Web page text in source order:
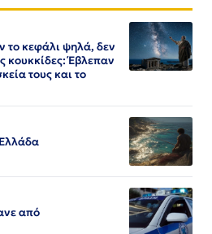
το κεφάλι ψηλά, δεν
κουκκίδες: Έβλεπαν
τους και το
από